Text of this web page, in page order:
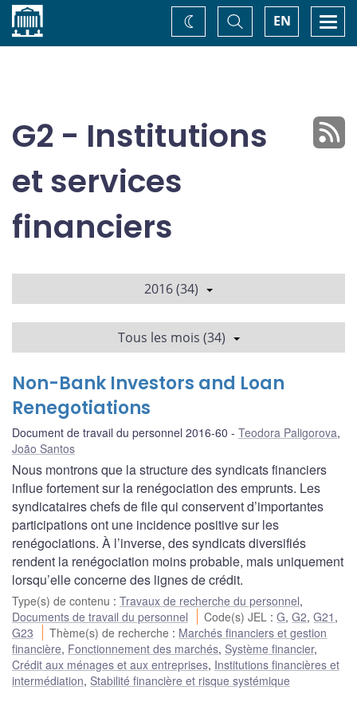
Accueil EN
Basculer
la
recherche
Changez
de
G2 - Institutions
et services
financiers
2016 (34)
Tous les mois (34)
Non-Bank Investors and Loan
Renegotiations
Document de travail du personnel 2016-60 Teodora Paligorova,
João Santos
Nous montrons que la structure des syndicats financiers
influe fortement sur la renégociation des emprunts. Les
syndicataires chefs de file qui conservent d’importantes
participations ont une incidence positive sur les
renégociations. À l’inverse, des syndicats diversifiés
rendent la renégociation moins probable, mais uniquement
lorsqu’elle concerne des lignes de crédit.
Type(s) de contenu : Travaux de recherche du personnel,
Documents de travail du personnel
Code(s) JEL :G,G2,G21 ,
G23
Thème(s) de recherche : Marchés financiers et gestion
financière, Fonctionnement des marchés, Système financier,
Crédit aux ménages et aux entreprises, Institutions financières et
intermédiation, Stabilité financière et risque systémique